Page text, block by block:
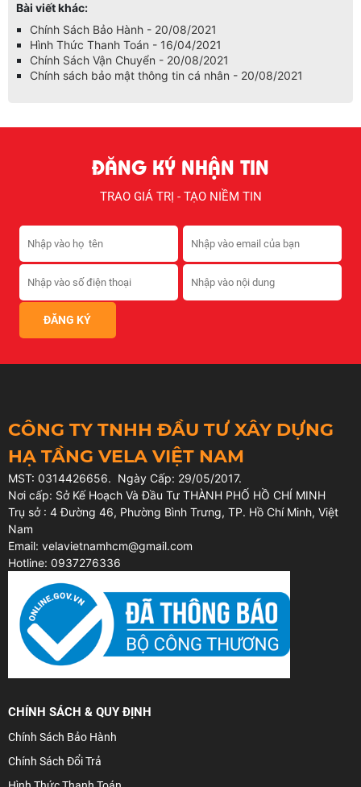
Bài viết khác:
Chính Sách Bảo Hành - 20/08/2021
Hình Thức Thanh Toán - 16/04/2021
Chính Sách Vận Chuyển - 20/08/2021
Chính sách bảo mật thông tin cá nhân - 20/08/2021
ĐĂNG KÝ NHẬN TIN
TRAO GIÁ TRỊ - TẠO NIỀM TIN
CÔNG TY TNHH ĐẦU TƯ XÂY DỰNG
HẠ TẦNG VELA VIỆT NAM
MST: 0314426656. Ngày Cấp: 29/05/2017.
Nơi cấp: Sở Kế Hoạch Và Đầu Tư THÀNH PHỐ HỒ CHÍ MINH
Trụ sở : 4 Đường 46, Phường Bình Trưng, TP. Hồ Chí Minh, Việt
Nam
Email: velavietnamhcm@gmail.com
Hotline: 0937276336
CHÍNH SÁCH & QUY ĐỊNH
Chính Sách Bảo Hành
Chính Sách Đổi Trả